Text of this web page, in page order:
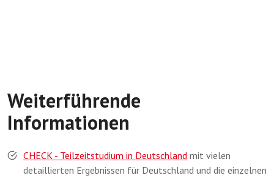
Weiterführende
Informationen
CHECK - Teilzeitstudium in Deutschland mit vielen
detaillierten Ergebnissen für Deutschland und die einzelnen